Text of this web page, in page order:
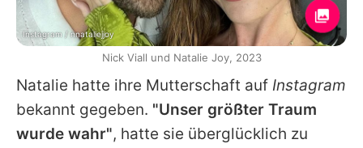
Natalie hatte ihre Mutterschaft auf Instagram
bekannt gegeben. "Unser größter Traum
wurde wahr", hatte sie überglücklich zu
Instagram / nnataliejjoy
Nick Viall und Natalie Joy, 2023